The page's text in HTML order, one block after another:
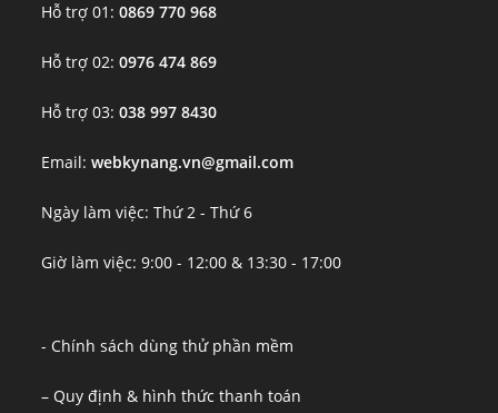
Hỗ trợ 01:0869 770 968
Hỗ trợ 02:0976 474 869
Hỗ trợ 03:038 997 8430
Email:webkynang.vn@gmail.com
Ngày làm việc: Thứ 2 - Thứ 6
Giờ làm việc: 9:00 - 12:00 & 13:30 - 17:00
- Chính sách dùng thử phần mềm
– Quy định & hình thức thanh toán